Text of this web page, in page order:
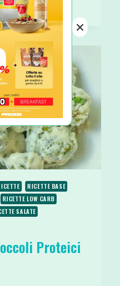
RICETTE BASE
RICETTE LOW CARB
SALATE
Proteici
×